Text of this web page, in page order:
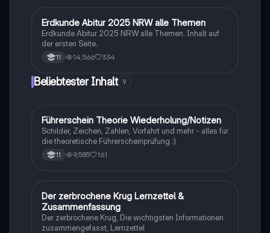
Klausuren vorbereiten. Note: 13.
Geographie/Erdkunde
Erdkunde Abitur 2025 NRW alle Themen
Erdkunde Abitur 2025 NRW alle Themen. Inhalt auf
der ersten Seite.
11 14,566 334
Beliebtester Inhalt 9
Lerntipps
Führerschein Theorie Wiederholung/Notizen
Schilder, Zeichen, Zahlen, Vorfahrt und mehr - alles für
die theoretische Führerscheinprüfung :)
11 9,585 161
Deutsch
Der zerbrochene Krug Lernzettel &
Zusammenfassung
Der zerbrochene Krug, Die wichtigsten Informationen
zusammengefasst, Lernzettel